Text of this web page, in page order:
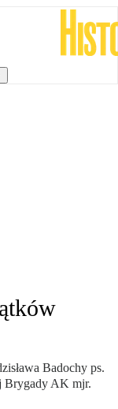
Badochy ps.
Brygady AK mjr.